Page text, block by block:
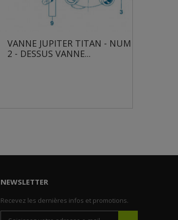
VANNE JUPITER TITAN - NUM
2 - DESSUS VANNE...
NEWSLETTER
Recevez les dernières infos et promotions.